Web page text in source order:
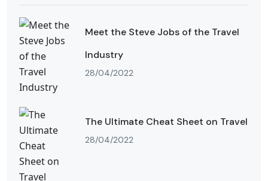
Meet the Steve Jobs of the Travel
Industry
28/04/2022
The Ultimate Cheat Sheet on Travel
28/04/2022